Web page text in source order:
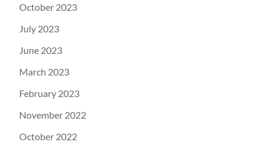
October 2023
July 2023
June 2023
March 2023
February 2023
November 2022
October 2022